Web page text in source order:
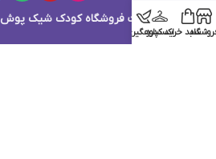
قوانین و مقررات فروشگاه کودک شیک پوش
سبد خریداکسپلور
کدرهگیری